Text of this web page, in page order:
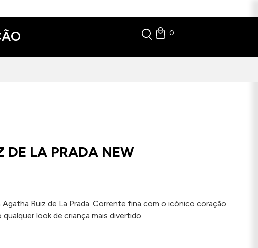
0
DE LA PRADA NEW
Ruiz de La Prada. Corrente fina com o icónico coração
look de criança mais divertido.